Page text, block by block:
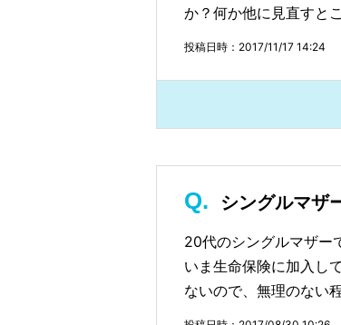
か？何か他に見直すと
投稿日時：2017/11/17 14:24
シングルマザ
20代のシングルマザー
いま生命保険に加入し
ないので、無理のない